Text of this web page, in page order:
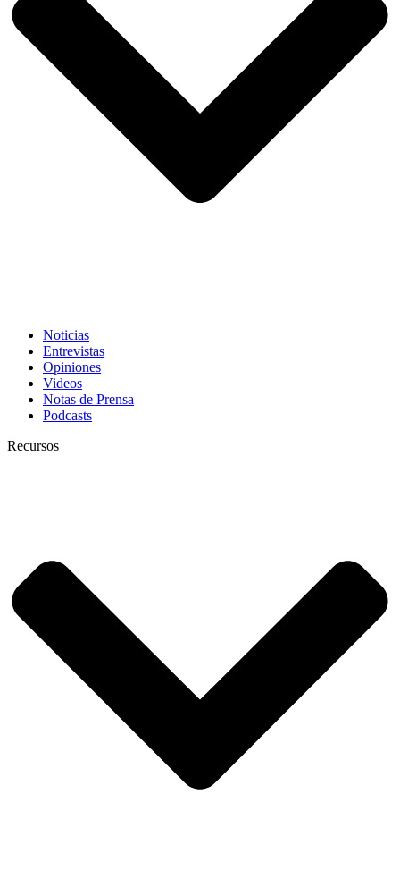
Noticias
Entrevistas
Opiniones
Videos
Notas de Prensa
Podcasts
Recursos